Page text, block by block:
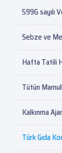
5996 sayılı
Sebze ve
Hafta Tatili
Tütün
Kalkınma
Türk Gıda